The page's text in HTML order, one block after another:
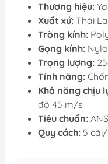
Thương hiệu:
Xuất xứ: Thái
Tròng kính:
Gọng kính:
Trọng lượng:
Tính năng:
Khả năng chịu
độ 45 m/s
Tiêu chuẩn:
Quy cách: 5